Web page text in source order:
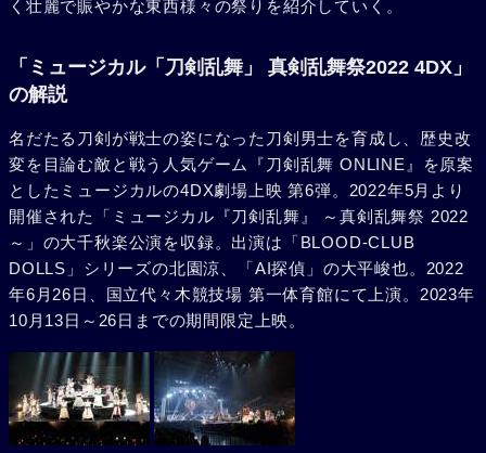
く壮麗で賑やかな東西様々の祭りを紹介していく。
「ミュージカル「刀剣乱舞」 真剣乱舞祭2022 4DX」
の解説
名だたる刀剣が戦士の姿になった刀剣男士を育成し、歴史改
変を目論む敵と戦う人気ゲーム『刀剣乱舞 ONLINE』を原案
としたミュージカルの4DX劇場上映 第6弾。2022年5月より
開催された「ミュージカル『刀剣乱舞』 ～真剣乱舞祭 2022
～」の大千秋楽公演を収録。出演は「BLOOD-CLUB
DOLLS」シリーズの北園涼、「AI探偵」の大平峻也。2022
年6月26日、国立代々木競技場 第一体育館にて上演。2023年
10月13日～26日までの期間限定上映。